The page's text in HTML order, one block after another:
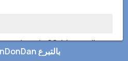
o dopo le SS. Messe di
دعم DinDonDan بالتبرع